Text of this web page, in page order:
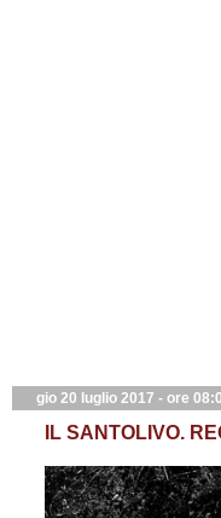
gio 20 luglio 2017 - ore
IL SANTOLIVO.